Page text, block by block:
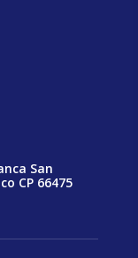
San
CP 66475